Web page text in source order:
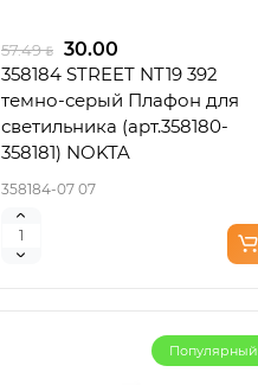
57.49
30.00
358184 STREET NT19 392
темно-серый Плафон для
светильника (арт.358180-
358181) NOKTA
358184-07 07
Популярный